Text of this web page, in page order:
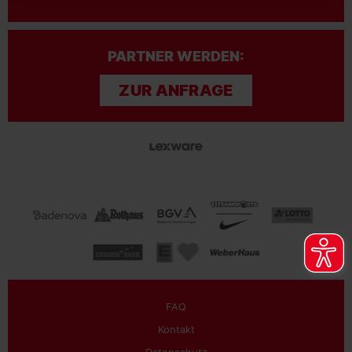
PARTNER WERDEN:
ZUR ANFRAGE
FAQ
Kontakt